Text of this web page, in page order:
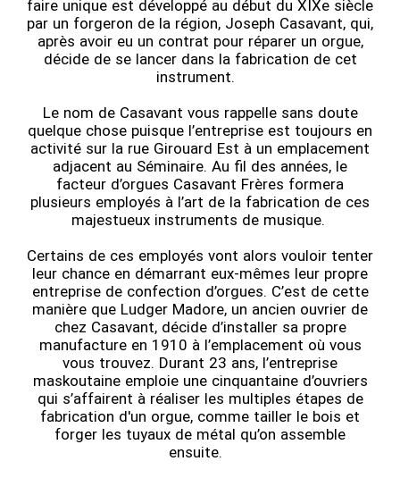
faire unique est développé au début du XIXe siècle
par un forgeron de la région, Joseph Casavant, qui,
après avoir eu un contrat pour réparer un orgue,
décide de se lancer dans la fabrication de cet
instrument.
Le nom de Casavant vous rappelle sans doute
quelque chose puisque l’entreprise est toujours en
activité sur la rue Girouard Est à un emplacement
adjacent au Séminaire. Au fil des années, le
facteur d’orgues Casavant Frères formera
plusieurs employés à l’art de la fabrication de ces
majestueux instruments de musique.
Certains de ces employés vont alors vouloir tenter
leur chance en démarrant eux-mêmes leur propre
entreprise de confection d’orgues. C’est de cette
manière que Ludger Madore, un ancien ouvrier de
chez Casavant, décide d’installer sa propre
manufacture en 1910 à l’emplacement où vous
vous trouvez. Durant 23 ans, l’entreprise
maskoutaine emploie une cinquantaine d’ouvriers
qui s’affairent à réaliser les multiples étapes de
fabrication d'un orgue, comme tailler le bois et
forger les tuyaux de métal qu’on assemble
ensuite.